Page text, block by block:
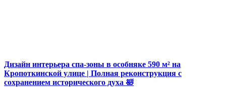
Дизайн интерьера спа-зоны в особняке 590 м² на
Кропоткинской улице | Полная реконструкция с
сохранением исторического духа 🛀